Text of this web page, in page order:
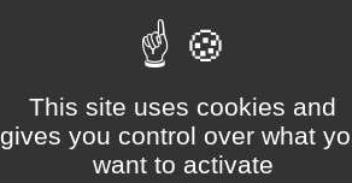
This site uses cookies and
gives you control over what
want to activate